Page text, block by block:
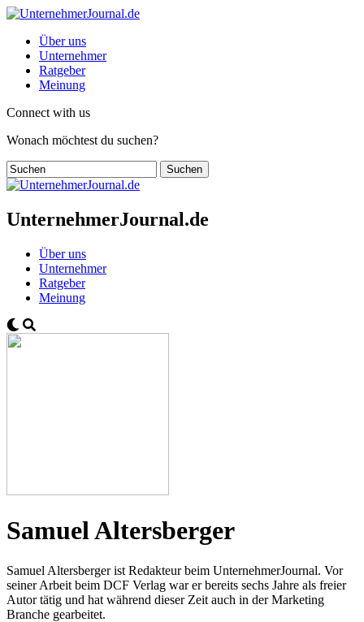
Über uns
Unternehmer
Ratgeber
Meinung
Connect with us
Wonach möchtest du suchen?
UnternehmerJournal.de
Über uns
Unternehmer
Ratgeber
Meinung
Samuel Altersberger
Samuel Altersberger ist Redakteur beim UnternehmerJournal. Vor
seiner Arbeit beim DCF Verlag war er bereits sechs Jahre als freier
Autor tätig und hat während dieser Zeit auch in der Marketing
Branche gearbeitet.